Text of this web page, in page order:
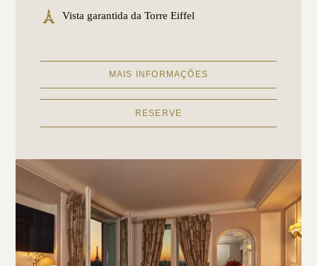
Vista garantida da Torre Eiffel
MAIS INFORMAÇÕES
RESERVE